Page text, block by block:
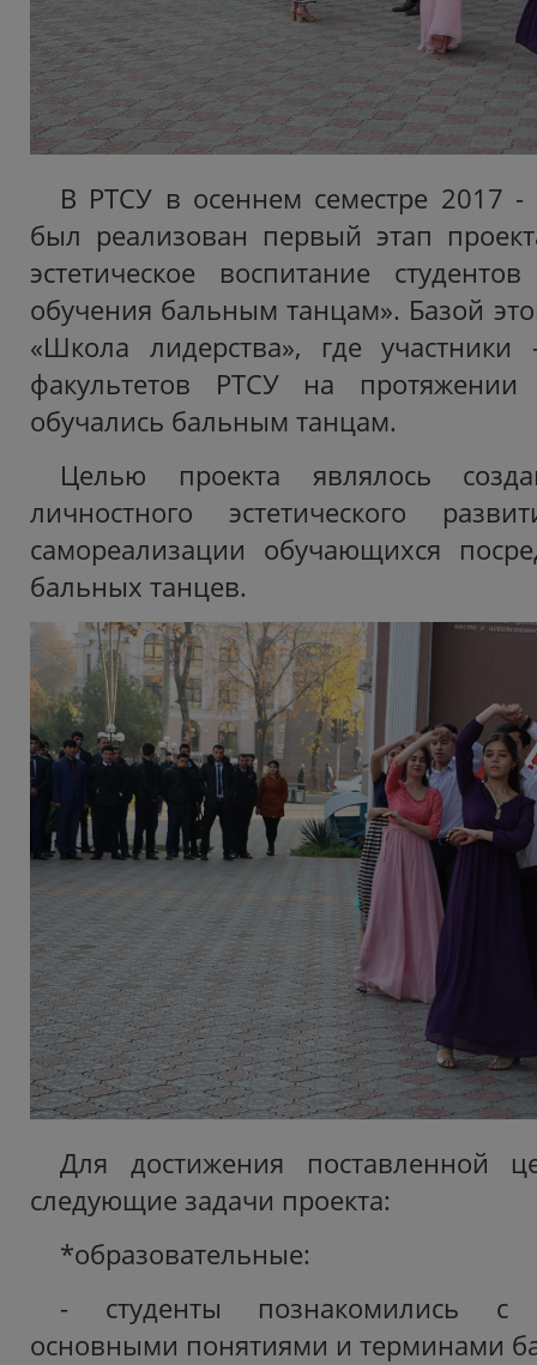
В РТСУ в осеннем семестре 2017 -
был реализован первый этап
эстетическое воспитание
обучения бальным танцам». Базой
«Школа лидерства», где
факультетов РТСУ на протяжении
обучались бальным танцам.
Целью проекта являлось
личностного эстетического
самореализации обучающихся
бальных танцев.
Для достижения поставленной
следующие задачи проекта:
*образовательные:
- студенты познакомились с
основными понятиями и терминами